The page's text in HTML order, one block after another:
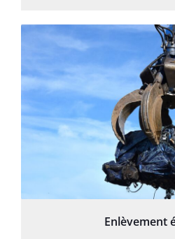
Enlèvement